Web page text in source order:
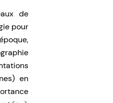
de
pour
en